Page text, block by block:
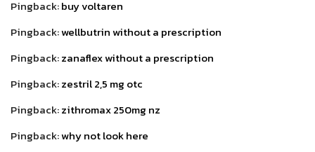
Pingback:buy voltaren
Pingback:wellbutrin without a prescription
Pingback:zanaflex without a prescription
Pingback:zestril 2,5 mg otc
Pingback:zithromax 250mg nz
Pingback:why not look here